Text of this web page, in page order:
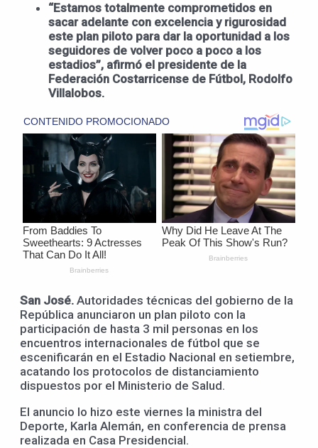
“Estamos totalmente comprometidos en
sacar adelante con excelencia y rigurosidad
este plan piloto para dar la oportunidad a los
seguidores de volver poco a poco a los
estadios”, afirmó el presidente de la
Federación Costarricense de Fútbol, Rodolfo
Villalobos.
San José. Autoridades técnicas del gobierno de la
República anunciaron un plan piloto con la
participación de hasta 3 mil personas en los
encuentros internacionales de fútbol que se
escenificarán en el Estadio Nacional en setiembre,
acatando los protocolos de distanciamiento
dispuestos por el Ministerio de Salud.
El anuncio lo hizo este viernes la ministra del
Deporte, Karla Alemán, en conferencia de prensa
realizada en Casa Presidencial.